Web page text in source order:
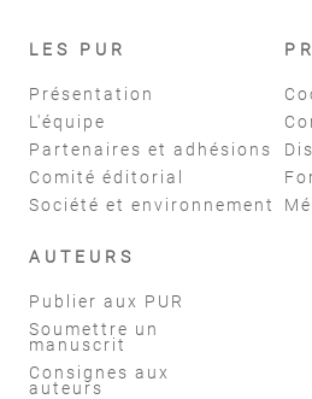
LES PUR
Présentation
L'équipe
Partenaires et adhésions
Comité éditorial
Société et environnement
AUTEURS
Publier aux PUR
Soumettre un
manuscrit
Consignes aux
auteurs